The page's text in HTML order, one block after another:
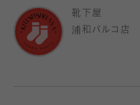
靴下屋
浦和パルコ店